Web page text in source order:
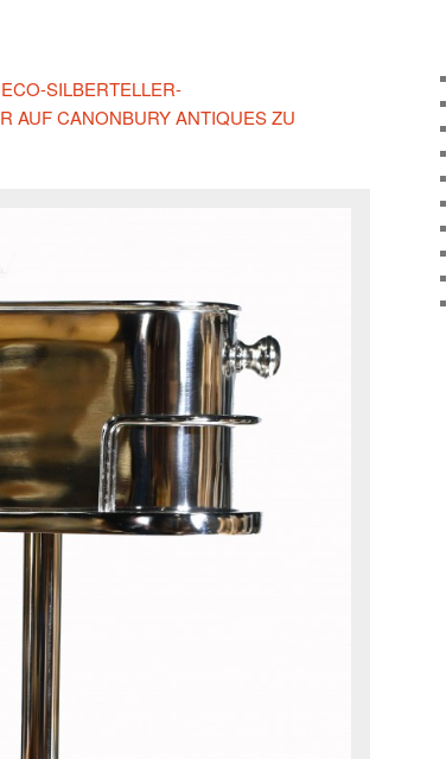
SILBERTELLER-
AUF CANONBURY ANTIQUES ZU